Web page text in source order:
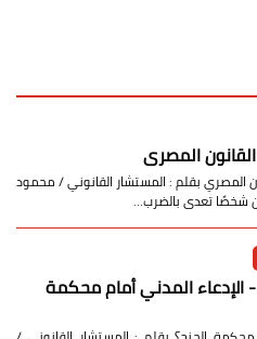
المصري
المصري بقلم : المستشار القانوني / محمود
شخصًا تعدى بالضرب…
الإدعاء المدني أمام محكمة